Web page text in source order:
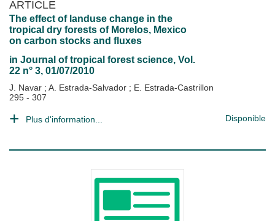
ARTICLE
The effect of landuse change in the
tropical dry forests of Morelos, Mexico
on carbon stocks and fluxes
in Journal of tropical forest science, Vol.
22 n° 3, 01/07/2010
J. Navar ; A. Estrada-Salvador ; E. Estrada-Castrillon
295 - 307
Plus d'information... Disponible